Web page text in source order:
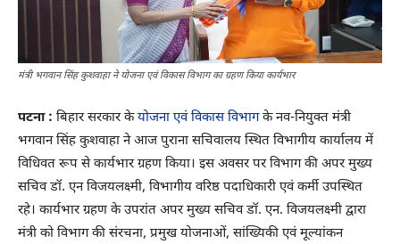
मंत्री भगवान सिंह कुशवाहा ने योजना एवं विकास विभाग का ग्रहण किया कार्यभार
पटना : बिहार सरकार केयोजना एवं विकास विभागके नव-नियुक्त मंत्री
भगवान सिंह कुशवाहा ने आज पुराना सचिवालय स्थित विभागीय कार्यालय में
विधिवत रूप से कार्यभार ग्रहण किया। इस अवसर पर विभाग की अपर मुख्य
सचिव डॉ. एन विजयलक्ष्मी, विभागीय वरिष्ठ पदाधिकारी एवं कर्मी उपस्थित
रहे। कार्यभार ग्रहण के उपरांत अपर मुख्य सचिव डॉ. एन. विजयलक्ष्मी द्वारा
मंत्री को विभाग की संरचना, प्रमुख योजनाओं, सांख्यिकी एवं मूल्यांकन